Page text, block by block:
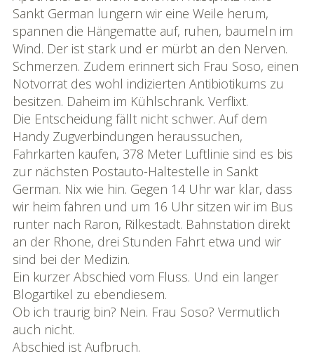
Sankt German lungern wir eine Weile herum,
spannen die Hängematte auf, ruhen, baumeln im
Wind. Der ist stark und er mürbt an den Nerven.
Schmerzen. Zudem erinnert sich Frau Soso, einen
Notvorrat des wohl indizierten Antibiotikums zu
besitzen. Daheim im Kühlschrank. Verflixt.
Die Entscheidung fällt nicht schwer. Auf dem
Handy Zugverbindungen heraussuchen,
Fahrkarten kaufen, 378 Meter Luftlinie sind es bis
zur nächsten Postauto-Haltestelle in Sankt
German. Nix wie hin. Gegen 14 Uhr war klar, dass
wir heim fahren und um 16 Uhr sitzen wir im Bus
runter nach Raron, Rilkestadt. Bahnstation direkt
an der Rhone, drei Stunden Fahrt etwa und wir
sind bei der Medizin.
Ein kurzer Abschied vom Fluss. Und ein langer
Blogartikel zu ebendiesem.
Ob ich traurig bin? Nein. Frau Soso? Vermutlich
auch nicht.
Abschied ist Aufbruch.